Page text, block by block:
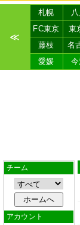
≪
札幌
FC東京
東
藤枝
名
愛媛
チーム
アカウント